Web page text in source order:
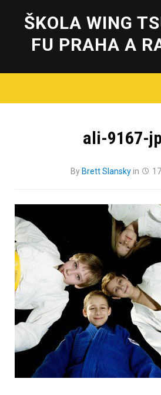
content
ŠKOLA WING
FU PRAHA A
ali-9167-
By Brett Slanskyin